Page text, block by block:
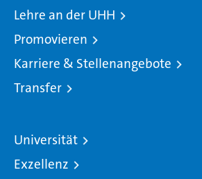
Lehre an der UHH
Promovieren
Karriere & Stellenangebote
Transfer
Universität
Exzellenz